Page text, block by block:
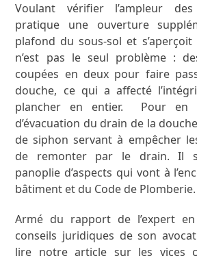
Voulant vérifier l’ampleur
pratique une ouverture
plafond du sous-sol et s’aperçoit
n’est pas le seul problème :
coupées en deux pour faire
douche, ce qui a affecté
plancher en entier. Pour en
d’évacuation du drain de la
de siphon servant à empêcher
de remonter par le drain. Il
panoplie d’aspects qui vont à
bâtiment et du Code de Plomberie.
Armé du rapport de l’expert
conseils juridiques de son
lire notre article sur les vices